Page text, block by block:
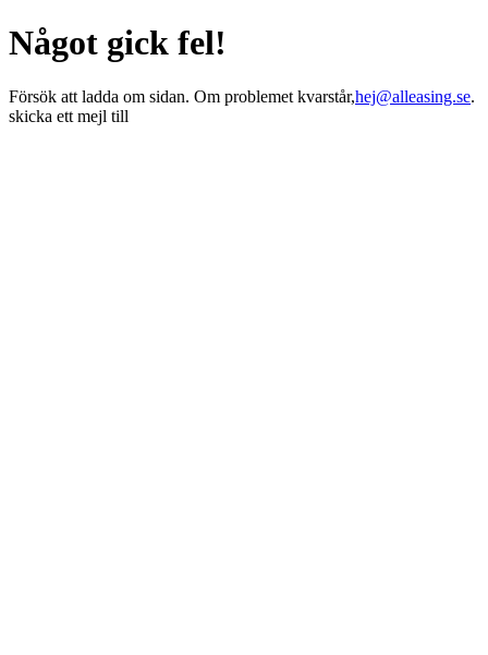
Något gick fel!
Försök att ladda om sidan. Om problemet kvarstår,hej@alleasing.se.
skicka ett mejl till